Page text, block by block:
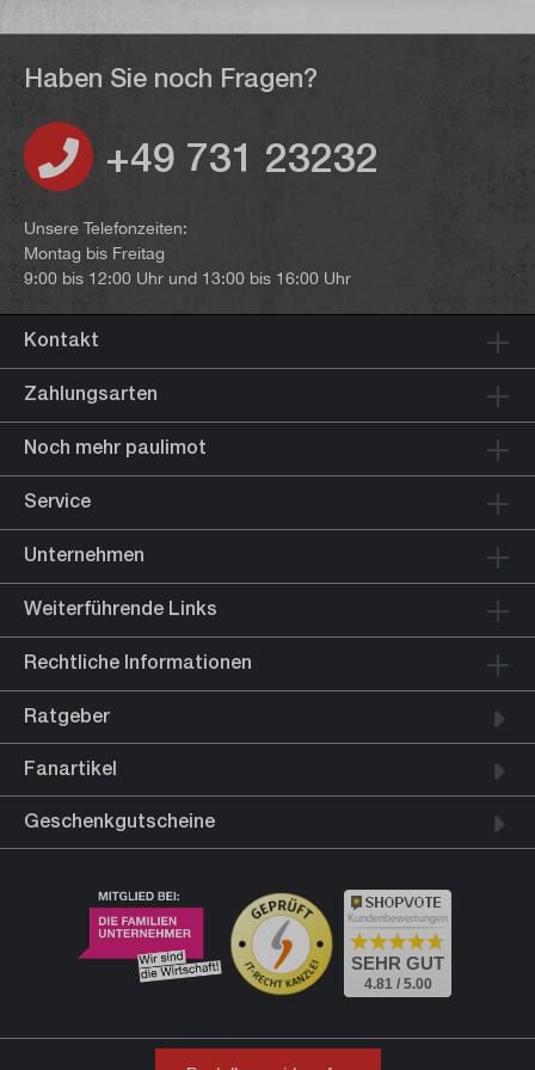
Haben Sie noch Fragen?
+49 731 23232
Unsere Telefonzeiten:
Montag bis Freitag
9:00 bis 12:00 Uhr und 13:00 bis 16:00 Uhr
Kontakt
Zahlungsarten
Noch mehr paulimot
Service
Unternehmen
Weiterführende Links
Rechtliche Informationen
Ratgeber
Fanartikel
Geschenkgutscheine
Kundenbewertungen
SEHR GUT
4.81 / 5.00